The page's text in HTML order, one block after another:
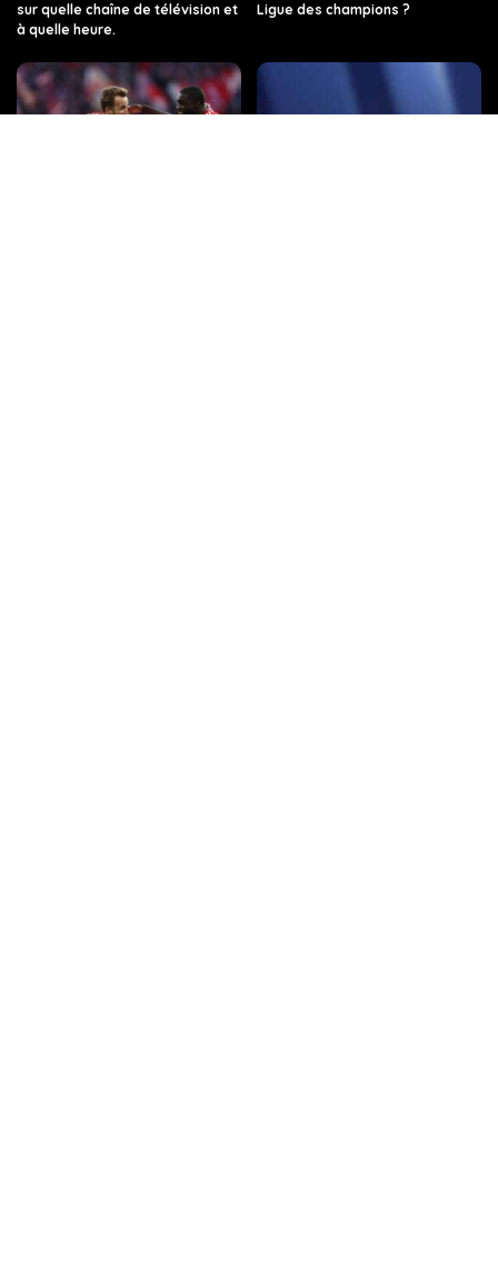
sur quelle chaîne de télévision et
à quelle heure.
Ligue des champions ?